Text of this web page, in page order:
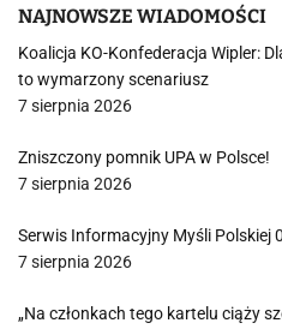
NAJNOWSZE WIADOMOŚCI
Koalicja KO-Konfederacja Wipler:
to wymarzony scenariusz
7 sierpnia 2026
Zniszczony pomnik UPA w Polsce!
7 sierpnia 2026
Serwis Informacyjny Myśli Polskiej
7 sierpnia 2026
„Na członkach tego kartelu ciąży